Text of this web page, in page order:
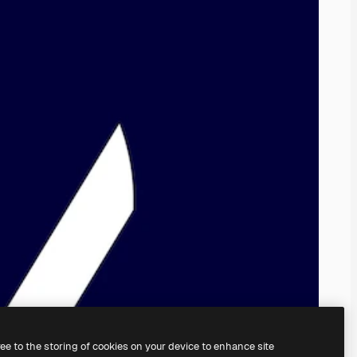
to the storing of cookies on your device to enhance site